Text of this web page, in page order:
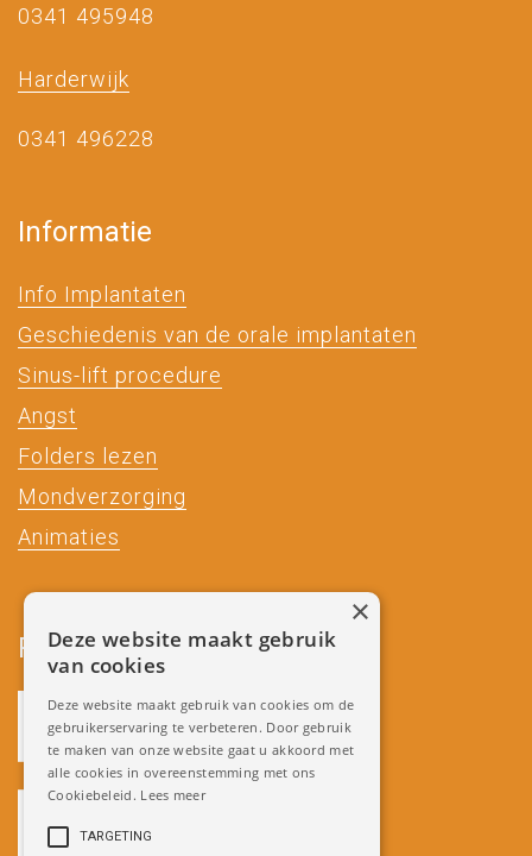
0341 495948
Harderwijk
0341 496228
Informatie
Info Implantaten
Geschiedenis van de orale implantaten
Sinus-lift procedure
Angst
Folders lezen
Mondverzorging
Animaties
Partners
Deze website maakt gebruik
van cookies
Deze website maakt gebruik van cookies om de
gebruikerservaring te verbeteren. Door gebruik
te maken van onze website gaat u akkoord met
alle cookies in overeenstemming met ons
Cookiebeleid. Lees meer
TARGETING
×